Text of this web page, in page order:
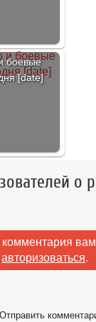
боевые
[date]
о
комментария
авторизоваться.